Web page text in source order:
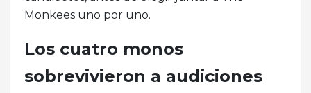
Monkees uno por uno.
Los cuatro monos
sobrevivieron a audiciones